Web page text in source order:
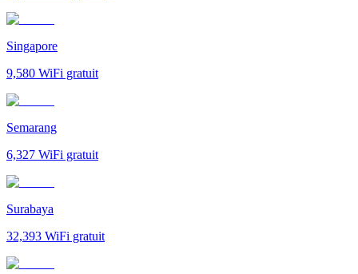
Singapore
9,580 WiFi gratuit
Semarang
6,327 WiFi gratuit
Surabaya
32,393 WiFi gratuit